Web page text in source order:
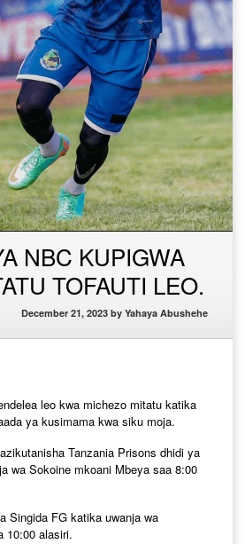
NBC KUPIGWA
TOFAUTI LEO.
December 21, 2023 by Yahaya Abushehe
leo kwa michezo mitatu katika
ya kusimama kwa siku moja.
Tanzania Prisons dhidi ya
wa Sokoine mkoani Mbeya saa 8:00
Singida FG katika uwanja wa
10:00 alasiri.